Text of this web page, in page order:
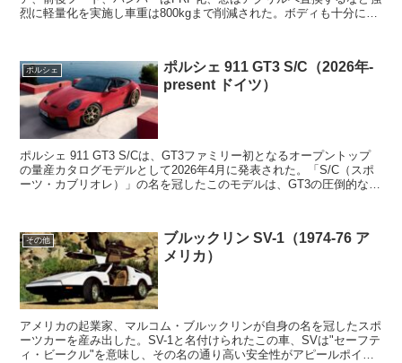
烈に軽量化を実施し車重は800kgまで削減された。ボディも十分に強
ポルシェ
ポルシェ 911 GT3 S/C（2026年-
present ドイツ）
ポルシェ 911 GT3 S/Cは、GT3ファミリー初となるオープントップ
の量産カタログモデルとして2026年4月に発表された。「S/C（スポ
ーツ・カブリオレ）」の名を冠したこのモデルは、GT3の圧倒的なパ
その他
ブルックリン SV-1（1974-76 ア
メリカ）
アメリカの起業家、マルコム・ブルックリンが自身の名を冠したスポ
ーツカーを産み出した。SV-1と名付けられたこの車、SVは"セーフテ
ィ・ビークル"を意味し、その名の通り高い安全性がアピールポイン